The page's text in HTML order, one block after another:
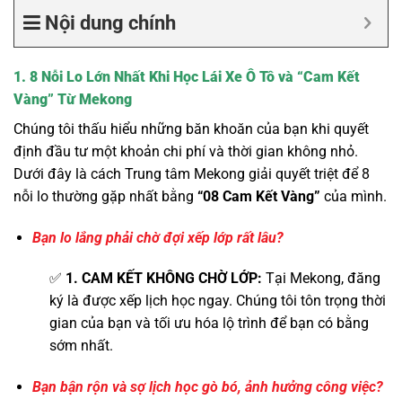
Nội dung chính
1. 8 Nỗi Lo Lớn Nhất Khi Học Lái Xe Ô Tô và “Cam Kết
Vàng” Từ Mekong
Chúng tôi thấu hiểu những băn khoăn của bạn khi quyết
định đầu tư một khoản chi phí và thời gian không nhỏ.
Dưới đây là cách Trung tâm Mekong giải quyết triệt để 8
nỗi lo thường gặp nhất bằng “08 Cam Kết Vàng” của mình.
Bạn lo lắng phải chờ đợi xếp lớp rất lâu?
✅ 1. CAM KẾT KHÔNG CHỜ LỚP: Tại Mekong, đăng
ký là được xếp lịch học ngay. Chúng tôi tôn trọng thời
gian của bạn và tối ưu hóa lộ trình để bạn có bằng
sớm nhất.
Bạn bận rộn và sợ lịch học gò bó, ảnh hưởng công việc?